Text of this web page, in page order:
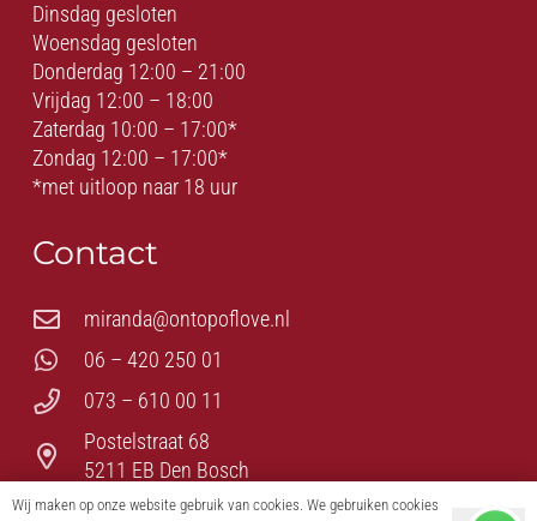
Dinsdag gesloten
Woensdag gesloten
Donderdag 12:00 – 21:00
Vrijdag 12:00 – 18:00
Zaterdag 10:00 – 17:00*
Zondag 12:00 – 17:00*
*met uitloop naar 18 uur
Contact
miranda@ontopoflove.nl
06 – 420 250 01
073 – 610 00 11
Postelstraat 68
5211 EB Den Bosch
Wij maken op onze website gebruik van cookies. We gebruiken cookies